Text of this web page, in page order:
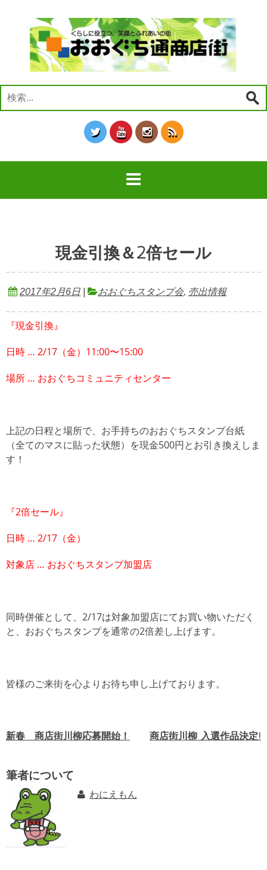
ス検
索:
現金引換＆2倍セール
2017年2月6日 おおぐちスタンプ会, 売出情報
『現金引換』
日時 … 2/17（金）11:00〜15:00
場所 … おおぐちコミュニティセンター
上記の日程と場所で、お手持ちのおおぐちスタンプ台紙
（全てのマスに貼った状態）を現金500円とお引き換えしま
す！
『2倍セール』
日時 … 2/17（金）
対象店 … おおぐちスタンプ加盟店
同時併催として、2/17は対象加盟店にてお買い物いただく
と、おおぐちスタンプを通常の2倍差し上げます。
皆様のご来街を心よりお待ち申し上げております。
投
ナ
ビ
ゲ
ー
新春 商店街川柳応募開始！ 商店街川柳 入選作品決定!
筆者について
わにえもん